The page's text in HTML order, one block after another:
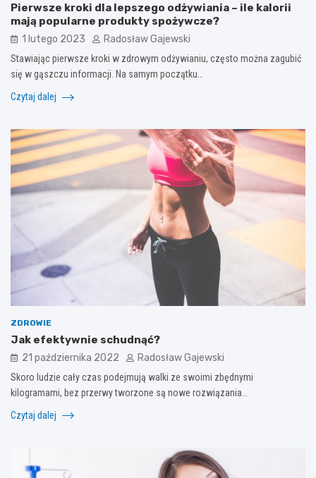
Pierwsze kroki dla lepszego odżywiania – ile kalorii
mają popularne produkty spożywcze?
1 lutego 2023 Radosław Gajewski
Stawiając pierwsze kroki w zdrowym odżywianiu, często można zagubić
się w gąszczu informacji. Na samym początku…
Czytaj dalej
ZDROWIE
Jak efektywnie schudnąć?
21 października 2022 Radosław Gajewski
Skoro ludzie cały czas podejmują walki ze swoimi zbędnymi
kilogramami, bez przerwy tworzone są nowe rozwiązania…
Czytaj dalej